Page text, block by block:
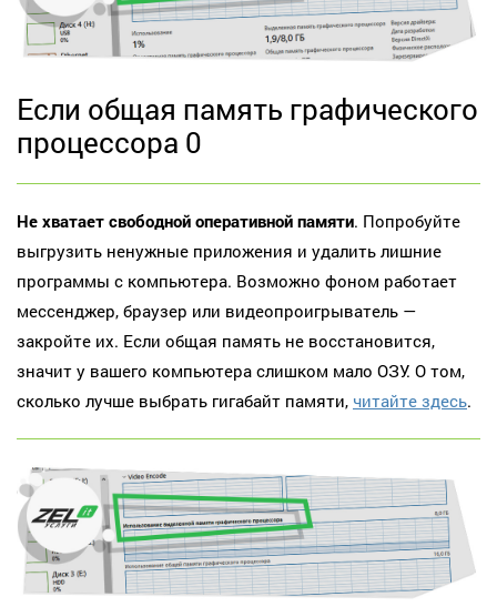
Если общая память графического
процессора 0
Не хватает свободной оперативной памяти. Попробуйте
выгрузить ненужные приложения и удалить лишние
программы с компьютера. Возможно фоном работает
мессенджер, браузер или видеопроигрыватель —
закройте их. Если общая память не восстановится,
значит у вашего компьютера слишком мало ОЗУ. О том,
сколько лучше выбрать гигабайт памяти, читайте здесь.